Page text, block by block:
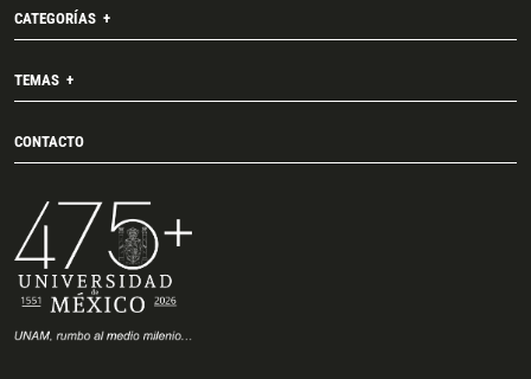
CATEGORÍAS
TEMAS
CONTACTO